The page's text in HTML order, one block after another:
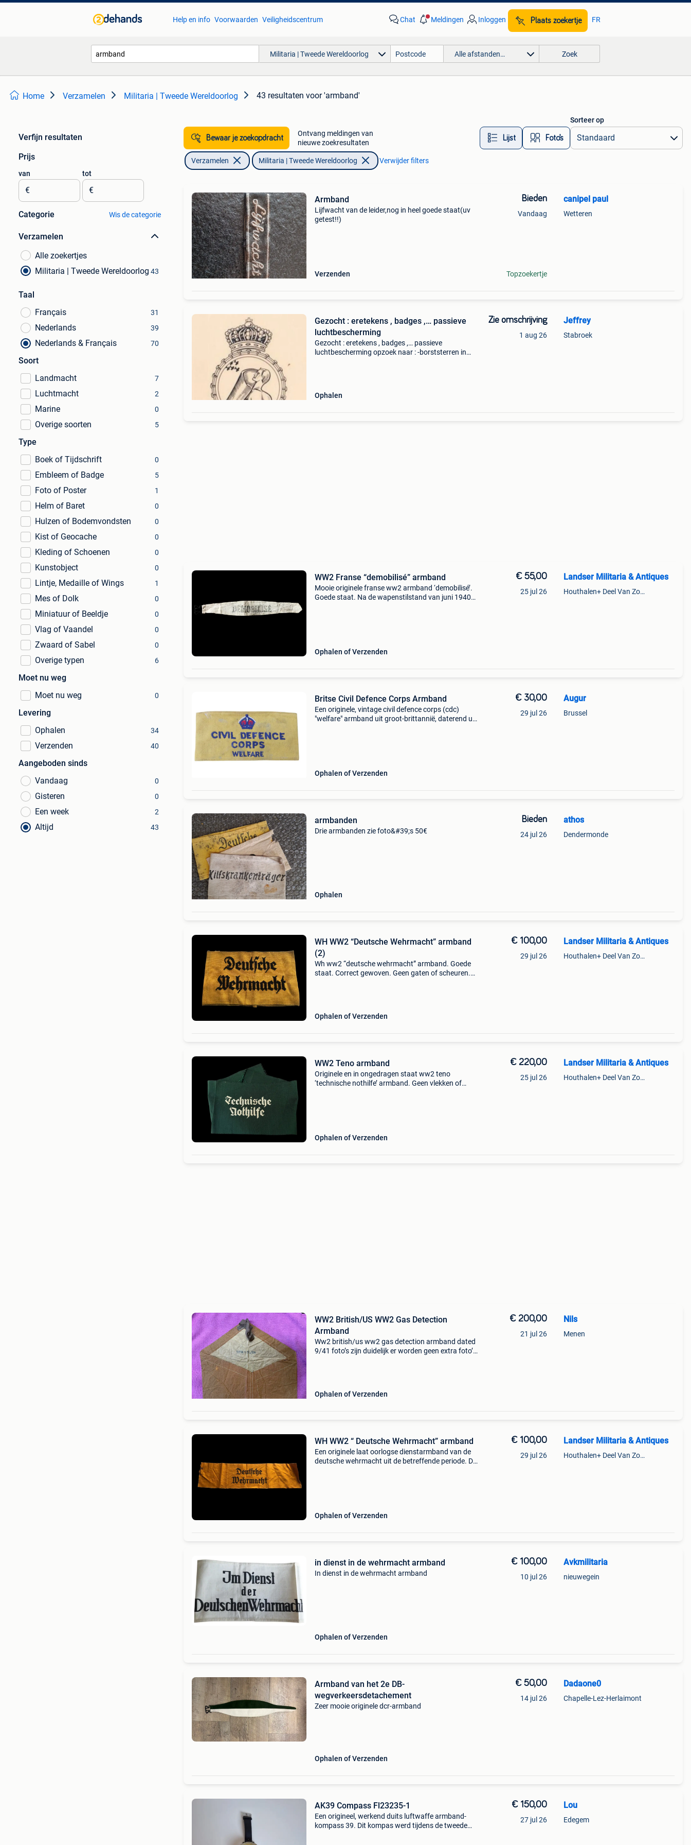
Help en info Voorwaarden Veiligheidscentrum Chat Meldingen Inloggen Plaats zoekertje FR
Militaria | Tweede Wereldoorlog Alle afstanden… Zoek
Home Verzamelen Militaria | Tweede Wereldoorlog 43 resultaten voor 'armband'
Verfijn resultaten
Prijs
van
€
tot
€
Categorie Wis de categorie
Verzamelen
Alle zoekertjes
Militaria | Tweede Wereldoorlog 43
Taal
Français
31
Nederlands 39
Nederlands & Français 70
Soort
Landmacht
7
Luchtmacht 2
Marine 0
Overige soorten 5
Type
Boek of Tijdschrift
0
Embleem of Badge 5
Foto of Poster 1
Helm of Baret 0
Hulzen of Bodemvondsten 0
Kist of Geocache 0
Kleding of Schoenen 0
Kunstobject 0
Lintje, Medaille of Wings 1
Mes of Dolk 0
Miniatuur of Beeldje 0
Vlag of Vaandel 0
Zwaard of Sabel 0
Overige typen 6
Moet nu weg
Moet nu weg
0
Levering
Ophalen
34
Verzenden 40
Aangeboden sinds
Vandaag
0
Gisteren 0
Een week 2
Altijd 43
Bewaar je zoekopdracht
Ontvang meldingen van
nieuwe zoekresultaten
Lijst Foto’s
Sorteer op
Verzamelen Militaria | Tweede Wereldoorlog Verwijder filters
Armband
Lijfwacht van de leider,nog in heel goede staat(uv
getest!!)
Verzenden
Bieden
Vandaag
Topzoekertje
canipel paul
Wetteren
Gezocht : eretekens , badges ,… passieve
luchtbescherming
Gezocht : eretekens , badges ,… passieve
luchtbescherming opzoek naar : -borststerren in
Ophalen
Zie omschrijving
1 aug 26
Jeffrey
Stabroek
WW2 Franse “demobilisé” armband
Mooie originele franse ww2 armband ‘demobilisé’.
Goede staat. Na de wapenstilstand van juni 1940
Ophalen of Verzenden
€ 55,00
25 jul 26
Landser Militaria & Antiques
Houthalen+ Deel Van Zonhoven En Zolder
Britse Civil Defence Corps Armband
Een originele, vintage civil defence corps (cdc)
"welfare" armband uit groot-brittannië, daterend uit
Ophalen of Verzenden
€ 30,00
29 jul 26
Augur
Brussel
armbanden
Drie armbanden zie foto&#39;s 50€
Ophalen
Bieden
24 jul 26
athos
Dendermonde
WH WW2 “Deutsche Wehrmacht” armband
(2)
Wh ww2 “deutsche wehrmacht” armband. Goede
staat. Correct gewoven. Geen gaten of scheuren.
Ophalen of Verzenden
€ 100,00
29 jul 26
Landser Militaria & Antiques
Houthalen+ Deel Van Zonhoven En Zolder
WW2 Teno armband
Originele en in ongedragen staat ww2 teno
‘technische nothilfe’ armband. Geen vlekken of
Ophalen of Verzenden
€ 220,00
25 jul 26
Landser Militaria & Antiques
Houthalen+ Deel Van Zonhoven En Zolder
WW2 British/US WW2 Gas Detection
Armband
Ww2 british/us ww2 gas detection armband dated
9/41 foto’s zijn duidelijk er worden geen extra foto’s
Ophalen of Verzenden
€ 200,00
21 jul 26
Nils
Menen
WH WW2 “ Deutsche Wehrmacht” armband
Een originele laat oorlogse dienstarmband van de
deutsche wehrmacht uit de betreffende periode. De
Ophalen of Verzenden
€ 100,00
29 jul 26
Landser Militaria & Antiques
Houthalen+ Deel Van Zonhoven En Zolder
in dienst in de wehrmacht armband
In dienst in de wehrmacht armband
Ophalen of Verzenden
€ 100,00
10 jul 26
Avkmilitaria
nieuwegein
Armband van het 2e DB-
wegverkeersdetachement
Zeer mooie originele dcr-armband
Ophalen of Verzenden
€ 50,00
14 jul 26
Dadaone0
Chapelle-Lez-Herlaimont
AK39 Compass Fl23235-1
Een origineel, werkend duits luftwaffe armband-
kompass 39. Dit kompas werd tijdens de tweede
€ 150,00
27 jul 26
Lou
Edegem